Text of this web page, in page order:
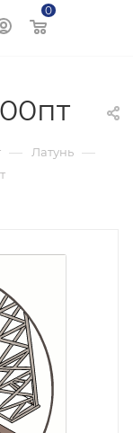
0
— Латунь —